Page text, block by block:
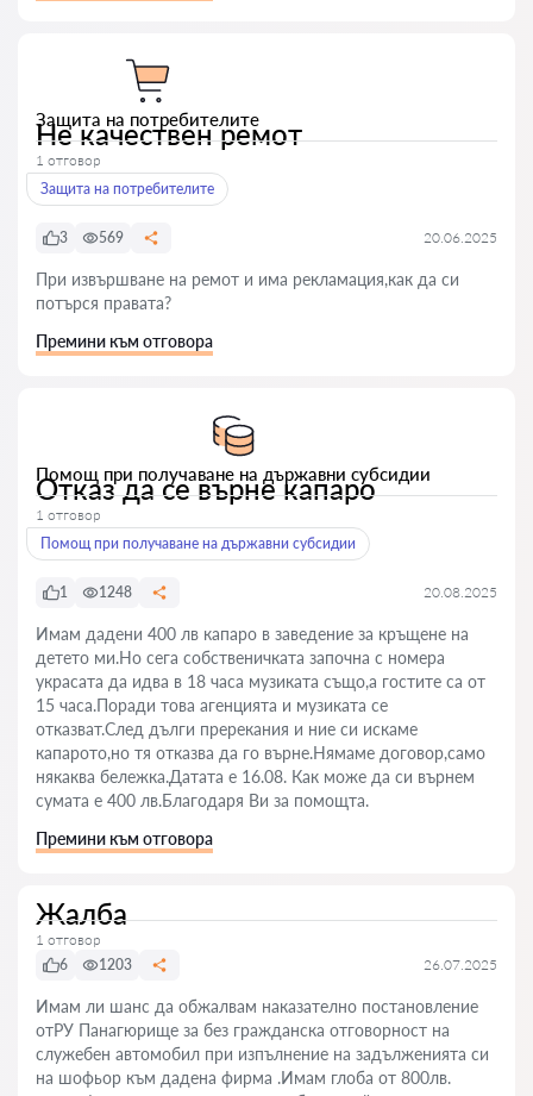
Защита на потребителите
Не качествен ремот
1 отговор
Защита на потребителите
3 569 20.06.2025
При извършване на ремот и има рекламация,как да си
потърся правата?
Премини към отговора
Помощ при получаване на държавни субсидии
Отказ да се върне капаро
1 отговор
Помощ при получаване на държавни субсидии
1 1248 20.08.2025
Имам дадени 400 лв капаро в заведение за кръщене на
детето ми.Но сега собственичката започна с номера
украсата да идва в 18 часа музиката също,а гостите са от
15 часа.Поради това агенцията и музиката се
отказват.След дълги пререкания и ние си искаме
капарото,но тя отказва да го върне.Нямаме договор,само
някаква бележка.Датата е 16.08. Как може да си върнем
сумата е 400 лв.Благодаря Ви за помощта.
Премини към отговора
Жалба
1 отговор
6
1203 26.07.2025
Имам ли шанс да обжалвам наказателно постановление
отРУ Панагюрище за без гражданска отговорност на
служебен автомобил при изпълнение на задълженията си
на шофьор към дадена фирма .Имам глоба от 800лв.